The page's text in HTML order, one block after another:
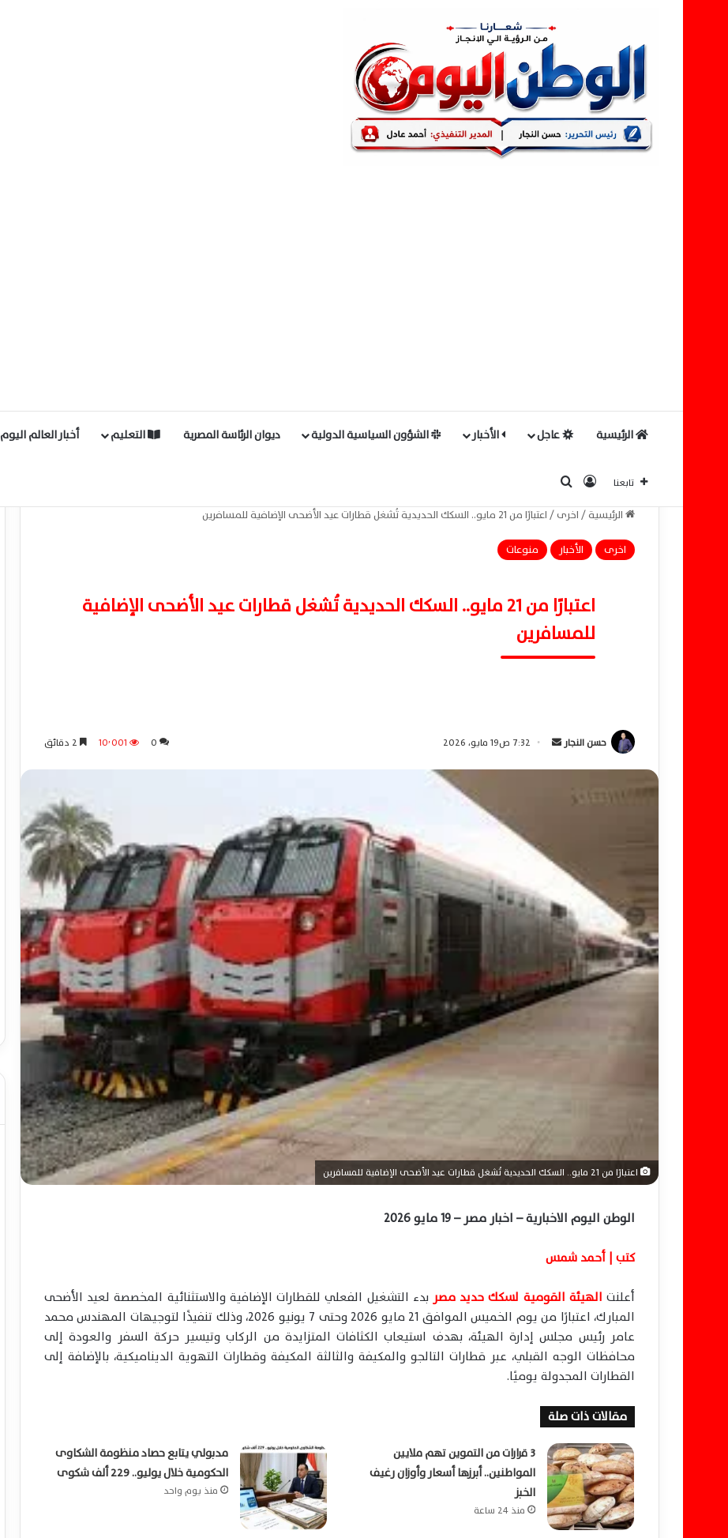
الرئيسية عاجل الأخبار الشؤون السياسية الدولية ديوان الرئاسة المصرية التعليم أخبار العالم اليوم
تابعنا تسجيل الدخول
الرئيسية/اخرى/اعتبارًا من 21 مايو.. السكك الحديدية تُشغل قطارات عيد الأضحى الإضافية للمسافرين
اخرى
الأخبار منوعات
اعتبارًا من 21 مايو.. السكك الحديدية تُشغل قطارات عيد الأضحى الإضافية
للمسافرين
حسن النجار
ي
إ
ت
ر
7:32 ص19 مايو، 2026 0 10٬001
اعتبارًا من 21 مايو.. السكك الحديدية تُشغل قطارات عيد الأضحى الإضافية للمسافرين
الوطن اليوم الاخبارية – اخبار مصر – 19 مايو 2026
كتب | أحمد شمس
أعلنت الهيئة القومية لسكك حديد مصر بدء التشغيل الفعلي للقطارات الإضافية والاستثنائية المخصصة لعيد الأضحى
المبارك، اعتبارًا من يوم الخميس الموافق 21 مايو 2026 وحتى 7 يونيو 2026، وذلك تنفيذًا لتوجيهات المهندس محمد
عامر رئيس مجلس إدارة الهيئة، بهدف استيعاب الكثافات المتزايدة من الركاب وتيسير حركة السفر والعودة إلى
محافظات الوجه القبلي، عبر قطارات التالجو والمكيفة والثالثة المكيفة وقطارات التهوية الديناميكية، بالإضافة إلى
القطارات المجدولة يوميًا.
مقالات ذات صلة
3 قرارات من التموين تهم ملايين
المواطنين.. أبرزها أسعار وأوزان رغيف
الخبز
منذ 24 ساعة
مدبولي يتابع حصاد منظومة الشكاوى
الحكومية خلال يوليو.. 229 ألف شكوى
منذ يوم واحد